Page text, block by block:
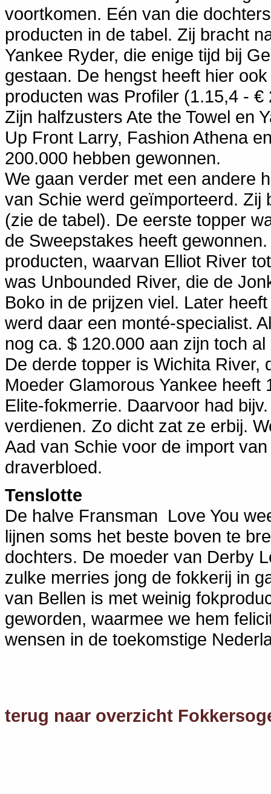
voortkomen. Eén van die
producten in de tabel. Zij bracht
Yankee Ryder, die enige tijd bij
gestaan. De hengst heeft hier
producten was Profiler (1.15,4 -
Zijn halfzusters Ate the Towel en
Up Front Larry, Fashion Athena
200.000 hebben gewonnen.
We gaan verder met een andere
van Schie werd geïmporteerd.
(zie de tabel). De eerste topper
de Sweepstakes heeft
producten, waarvan Elliot River
was Unbounded River, die de
Boko in de prijzen viel. Later
werd daar een monté-specialist.
nog ca. $ 120.000 aan zijn toch
De derde topper is Wichita
Moeder Glamorous Yankee
Elite-fokmerrie. Daarvoor had
verdienen. Zo dicht zat ze erbij.
Aad van Schie voor de import
draverbloed.
Tenslotte
De halve Fransman Love You
lijnen soms het beste boven te
dochters. De moeder van Derby
zulke merries jong de fokkerij in
van Bellen is met weinig
geworden, waarmee we hem
wensen in de toekomstige
terug naar overzicht